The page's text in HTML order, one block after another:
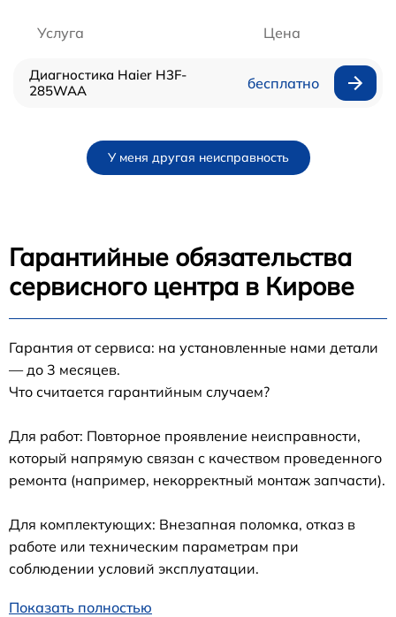
Услуга Цена
Диагностика Haier H3F-
285WAA
бесплатно
У меня другая неисправность
Гарантийные обязательства
сервисного центра в Кирове
Гарантия от сервиса: на установленные нами детали
— до 3 месяцев.
Что считается гарантийным случаем?
Для работ: Повторное проявление неисправности,
который напрямую связан с качеством проведенного
ремонта (например, некорректный монтаж запчасти).
Для комплектующих: Внезапная поломка, отказ в
работе или техническим параметрам при
соблюдении условий эксплуатации.
Показать полностью